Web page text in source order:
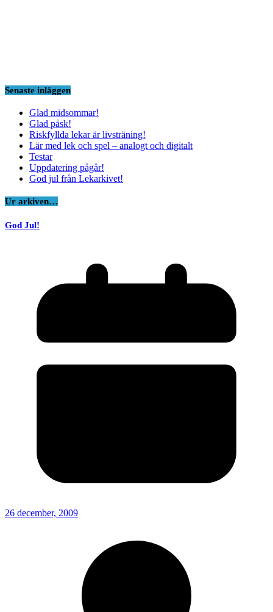
Senaste inläggen
Glad midsommar!
Glad påsk!
Riskfyllda lekar är livsträning!
Lär med lek och spel – analogt och digitalt
Testar
Uppdatering pågår!
God jul från Lekarkivet!
Ur arkiven…
God Jul!
26 december, 2009